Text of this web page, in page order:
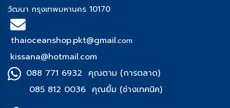
วัฒนา กรุงเทพมหานคร 10170
thaioceanshop.pkt@gmail.com
kissana@hotmail.com
088 771 6932 คุณตาม (การตลาด)
085 812 0036 คุณยิ้ม (ช่างเทคนิค)